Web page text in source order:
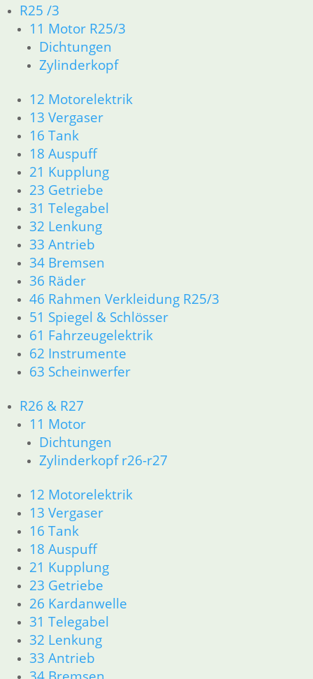
R25 /3
11 Motor R25/3
Dichtungen
Zylinderkopf
12 Motorelektrik
13 Vergaser
16 Tank
18 Auspuff
21 Kupplung
23 Getriebe
31 Telegabel
32 Lenkung
33 Antrieb
34 Bremsen
36 Räder
46 Rahmen Verkleidung R25/3
51 Spiegel & Schlösser
61 Fahrzeugelektrik
62 Instrumente
63 Scheinwerfer
R26 & R27
11 Motor
Dichtungen
Zylinderkopf r26-r27
12 Motorelektrik
13 Vergaser
16 Tank
18 Auspuff
21 Kupplung
23 Getriebe
26 Kardanwelle
31 Telegabel
32 Lenkung
33 Antrieb
zzgl.Versandkosten
In den Warenkorb
Bremsflüssigkeit DOT 4 in
500 ml
7,90€
Artikelnummer: 0139896
inkl. MwSt.
zzgl.Versandkosten
In den Warenkorb
Scheibe am Bremsschlüssel
1,95€
Artikelnummer: 3060107
inkl. MwSt.
zzgl.Versandkosten
In den Warenkorb
Bremsleitungshalter
5,90 €
Artikelnummer: 1457233
inkl. MwSt.
In den Warenkorb
Bremslicht Schalter
29,50€
Artikelnummer: 1459569
inkl. MwSt.
zzgl.Versandkosten
In den Warenkorb